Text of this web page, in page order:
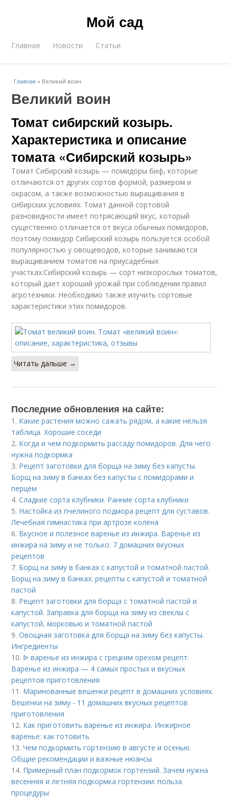
Мой сад
Главная Новости Статьи
Главная » Великий воин
Великий воин
Томат сибирский козырь.
Характеристика и описание
томата «Сибирский козырь»
Томат Сибирский козырь — помидоры биф, которые
отличаются от других сортов формой, размером и
окрасом, а также возможностью выращивания в
сибирских условиях. Томат данной сортовой
разновидности имеет потрясающий вкус, который
существенно отличается от вкуса обычных помидоров,
поэтому помидор Сибирский козырь пользуется особой
популярностью у овощеводов, которые занимаются
выращиванием томатов на приусадебных
участках.Сибирский козырь — сорт низкорослых томатов,
который дает хороший урожай при соблюдении правил
агротехники. Необходимо также изучить сортовые
характеристики этих помидоров.
Читать дальше →
Последние обновления на сайте:
1. Какие растения можно сажать рядом, а какие нельзя
таблица. Хорошие соседи
2. Когда и чем подкормить рассаду помидоров. Для чего
нужна подкормка
3. Рецепт заготовки для борща на зиму без капусты.
Борщ на зиму в банках без капусты с помидорами и
перцем
4.Сладкие сорта клубники. Ранние сорта клубники
5. Настойка из пчелиного подмора рецепт для суставов.
Лечебная гимнастика при артрозе колена
6. Вкусное и полезное варенье из инжира. Варенье из
инжира на зиму и не только: 7 домашних вкусных
рецептов
7. Борщ на зиму в банках с капустой и томатной пастой.
Борщ на зиму в банках: рецепты с капустой и томатной
пастой
8. Рецепт заготовки для борща с томатной пастой и
капустой. Заправка для борща на зиму из свеклы с
капустой, морковью и томатной пастой
9.Овощная заготовка для борща на зиму без капусты.
Ингредиенты
10. ᐉ варенье из инжира с грецким орехом рецепт.
Варенье из инжира — 4 самых простых и вкусных
рецептов приготовления
11. Маринованные вешенки рецепт в домашних условиях.
Вешенки на зиму - 11 домашних вкусных рецептов
приготовления
12. Как приготовить варенье из инжира. Инжирное
варенье: как готовить
13.Чем подкормить гортензию в августе и осенью.
Общие рекомендации и важные нюансы
14. Примерный план подкормок гортензий. Зачем нужна
весенняя и летняя подкормка гортензии: польза
процедуры